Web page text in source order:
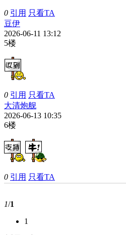
0 引用 只看TA
豆伊
2026-06-11 13:12
5楼
0 引用 只看TA
大清炮舰
2026-06-13 10:35
6楼
0 引用 只看TA
1/1
1